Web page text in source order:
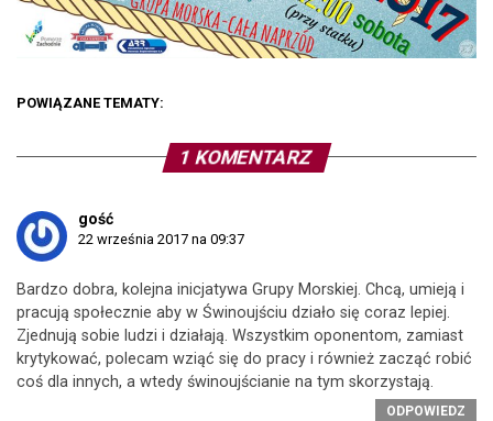
POWIĄZANE TEMATY:
1 KOMENTARZ
gość
22 września 2017 na 09:37
Bardzo dobra, kolejna inicjatywa Grupy Morskiej. Chcą, umieją i
pracują społecznie aby w Świnoujściu działo się coraz lepiej.
Zjednują sobie ludzi i działają. Wszystkim oponentom, zamiast
krytykować, polecam wziąć się do pracy i również zacząć robić
coś dla innych, a wtedy świnoujścianie na tym skorzystają.
ODPOWIEDZ